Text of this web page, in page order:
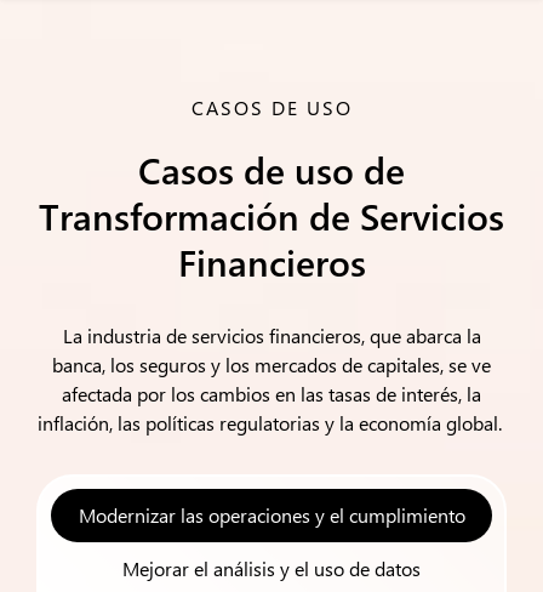
CASOS DE USO
Casos de uso de
Transformación de Servicios
Financieros
La industria de servicios financieros, que abarca la
banca, los seguros y los mercados de capitales, se ve
afectada por los cambios en las tasas de interés, la
inflación, las políticas regulatorias y la economía global.
Modernizar las operaciones y el cumplimiento
Mejorar el análisis y el uso de datos